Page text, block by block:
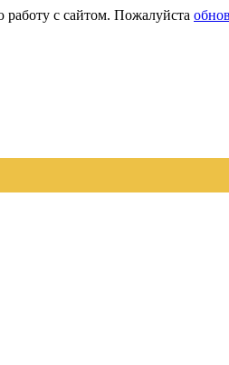
работу с сайтом. Пожалуйста